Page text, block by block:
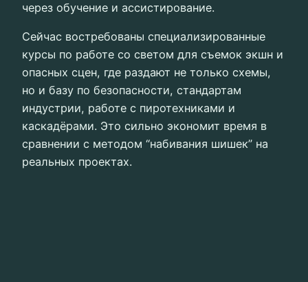
через обучение и ассистирование.
Сейчас востребованы специализированные
курсы по работе со светом для съемок экшн и
опасных сцен, где раздают не только схемы,
но и базу по безопасности, стандартам
индустрии, работе с пиротехниками и
каскадёрами. Это сильно экономит время в
сравнении с методом “набивания шишек” на
реальных проектах.